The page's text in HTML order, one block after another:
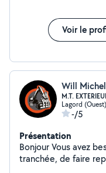
Voir le
Will
M.T.
Lagord (Ouest)
-/5
Présentation
Bonjour Vous avez
tranchée, de faire